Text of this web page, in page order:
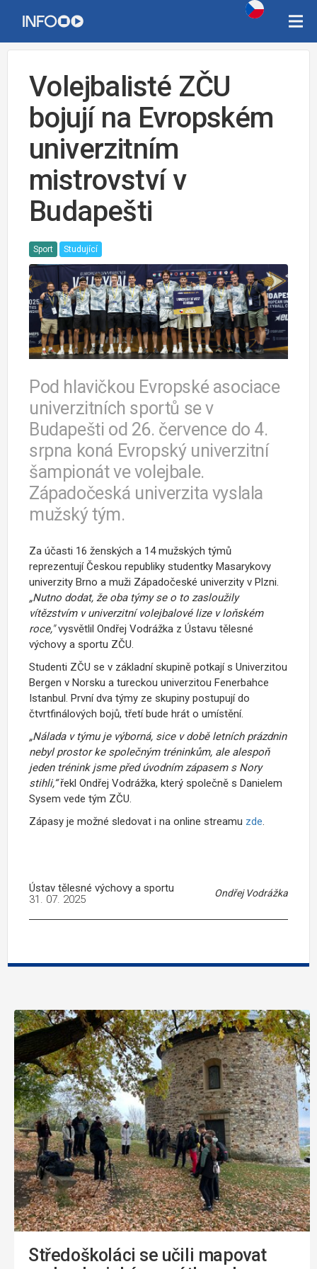
Volejbalisté ZČU
bojují na Evropském
univerzitním
mistrovství v
Budapešti
Sport Studující
Pod hlavičkou Evropské asociace
univerzitních sportů se v
Budapešti od 26. července do 4.
srpna koná Evropský univerzitní
šampionát ve volejbale.
Západočeská univerzita vyslala
mužský tým.
Za účasti 16 ženských a 14 mužských týmů
reprezentují Českou republiky studentky Masarykovy
univerzity Brno a muži Západočeské univerzity v Plzni.
„Nutno dodat, že oba týmy se o to zasloužily
vítězstvím v univerzitní volejbalové lize v loňském
roce,"vysvětlil Ondřej Vodrážka z Ústavu tělesné
výchovy a sportu ZČU.
Studenti ZČU se v základní skupině potkají s Univerzitou
Bergen v Norsku a tureckou univerzitou Fenerbahce
Istanbul. První dva týmy ze skupiny postupují do
čtvrtfinálových bojů, třetí bude hrát o umístění.
„Nálada v týmu je výborná, sice v době letních prázdnin
nebyl prostor ke společným tréninkům, ale alespoň
jeden trénink jsme před úvodním zápasem s Nory
stihli,“řekl Ondřej Vodrážka, který společně s Danielem
Sysem vede tým ZČU.
Zápasy je možné sledovat i na online streamu zde.
Ústav tělesné výchovy a sportu Ondřej Vodrážka
31. 07. 2025
Středoškoláci se učili mapovat